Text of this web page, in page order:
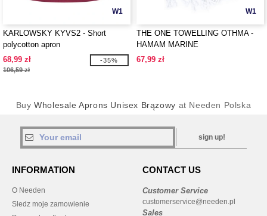
W1
KARLOWSKY KYVS2 - Short
polycotton apron
68,99 zł
106,59 zł
-35%
W1
THE ONE TOWELLING OTHMA -
HAMAM MARINE
67,99 zł
BuyWholesale Aprons Unisex Brązowy at Needen Polska
sign up!
INFORMATION
O Needen
Sledz moje zamowienie
CONTACT US
Customer Service
customerservice@needen.pl
Sales